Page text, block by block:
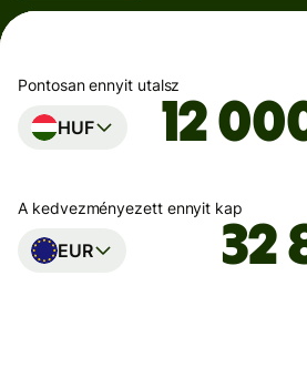
Pontosan ennyit utalsz
HUF
A kedvezményezett ennyit kap
EUR